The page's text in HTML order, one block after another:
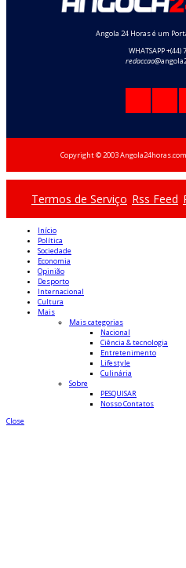
Angola 24 Horas é um
WHATSAPP +(44)
redaccao
Copyright © 2003
Termos de Serviço Rss Feed
Início
Política
Sociedade
Economia
Opinião
Desporto
Internacional
Cultura
Mais
Mais categorias
Nacional
Ciência & tecnologia
Entretenimento
Lifestyle
Culinária
Sobre
PESQUISAR
Nosso Contatos
Close